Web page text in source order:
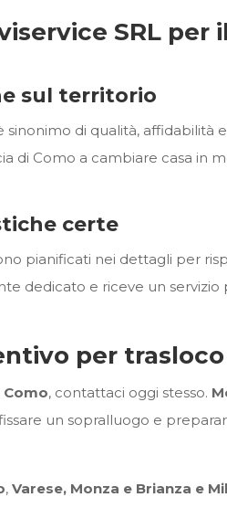
SRL per
sul territorio
sinonimo di qualità, affidabilità
di Como a cambiare casa in
certe
pianificati nei dettagli per
dedicato e riceve un servizio
per trasloco
, contattaci oggi stesso.
un sopralluogo e
,Varese, Monza e Brianza e